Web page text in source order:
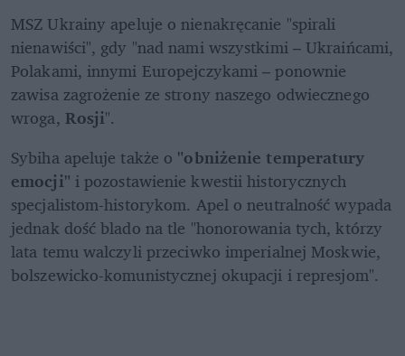
MSZ Ukrainy apeluje o nienakręcanie "spirali
nienawiści", gdy "nad nami wszystkimi – Ukraińcami,
Polakami, innymi Europejczykami – ponownie
zawisa zagrożenie ze strony naszego odwiecznego
wroga, Rosji".
Sybiha apeluje także o "obniżenie temperatury
emocji" i pozostawienie kwestii historycznych
specjalistom-historykom. Apel o neutralność wypada
jednak dość blado na tle "honorowania tych, którzy
lata temu walczyli przeciwko imperialnej Moskwie,
bolszewicko-komunistycznej okupacji i represjom".